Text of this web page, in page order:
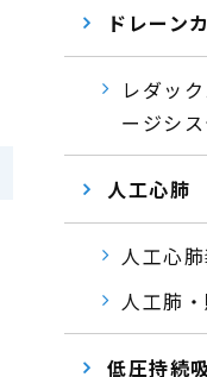
ドレーン
レダッ
ージシ
人工心肺
人工心
人工肺
低圧持続